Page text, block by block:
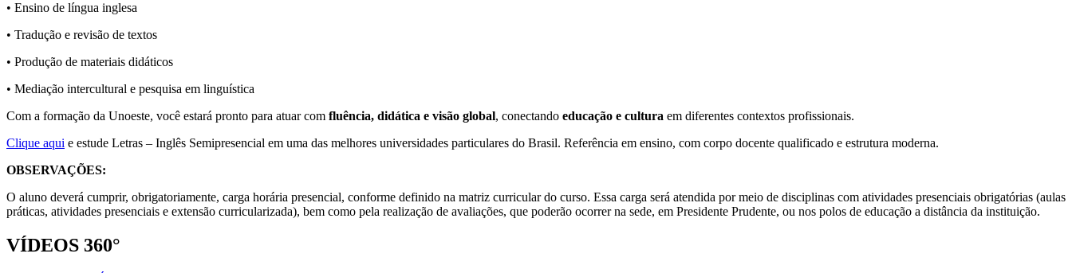
• Ensino de língua inglesa
• Tradução e revisão de textos
• Produção de materiais didáticos
• Mediação intercultural e pesquisa em linguística
Com a formação da Unoeste, você estará pronto para atuar com fluência, didática e visão global, conectando educação e cultura em diferentes contextos profissionais.
Clique aqui e estude Letras – Inglês Semipresencial em uma das melhores universidades particulares do Brasil. Referência em ensino, com corpo docente qualificado e estrutura moderna.
OBSERVAÇÕES:
O aluno deverá cumprir, obrigatoriamente, carga horária presencial, conforme definido na matriz curricular do curso. Essa carga será atendida por meio de disciplinas com atividades presenciais obrigatórias (aulas
práticas, atividades presenciais e extensão curricularizada), bem como pela realização de avaliações, que poderão ocorrer na sede, em Presidente Prudente, ou nos polos de educação a distância da instituição.
VÍDEOS 360°